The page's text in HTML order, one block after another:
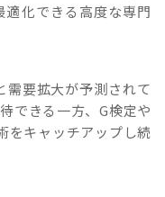
化できる高度な専門
需要拡大が予測されて
できる一方、G検定や
をキャッチアップし続